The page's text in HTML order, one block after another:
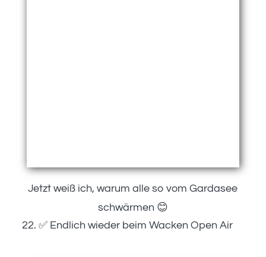
Jetzt weiß ich, warum alle so vom Gardasee
schwärmen 😊
✅ Endlich wieder beim Wacken Open Air